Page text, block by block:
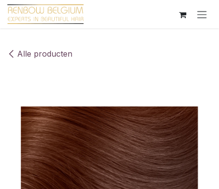
Overslaan naar inhoud
Alle producten